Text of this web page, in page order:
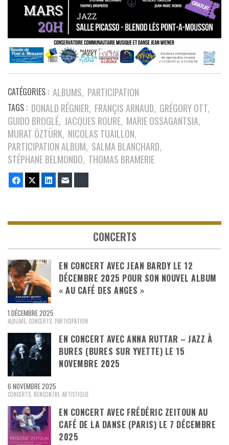
CATÉGORIES : ALBUMS PARTICIPATION
TAGS : DONALD RÉGNIER FRANÇIS ARNAUD GRÉGORY OTT
GUIDO BROGLÉ JACQUES ROURE MARIE OSSAGANTSIA
MURAT ÖZTÜRK NICOLAS TUAILLON
PARTICIPATION ALBUM SALMA BLANCHARD
STÉPHANE BELMONDO THOMAS BRAMERIE
FacebookTwitterLinkedIn
CONCERTS
EN CONCERT AVEC JEAN BARDY LE 12
DÉCEMBRE 2025 POUR SON NOUVEL ALBUM
« AU CAFÉ DES ANGES »
1 DÉCEMBRE 2025
ALBUMS, CONCERTS, PARTICIPATION
EN CONCERT AVEC ANNA RUTTAR – JAZZ À
BURES (BURES SUR YVETTE) LE 15
NOVEMBRE 2025
6 NOVEMBRE 2025
CONCERTS, RENCONTRE ARTISTIQUE
EN CONCERT AVEC FRÉDÉRIC ZEITOUN AU
CAFÉ DE LA DANSE (PARIS) LE 7 DÉCEMBRE
2025